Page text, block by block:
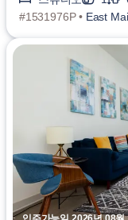
#1531976P • East